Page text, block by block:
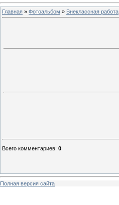
Главная » Фотоальбом » Внеклассная работа
Всего комментариев: 0
Полная версия сайта